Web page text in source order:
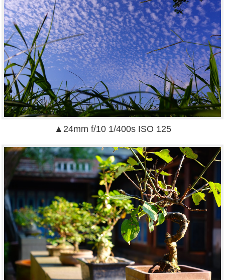
▲24mm f/10 1/400s ISO 125